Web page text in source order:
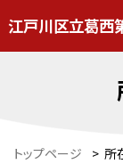
江戸川区立葛西
トップページ > 所